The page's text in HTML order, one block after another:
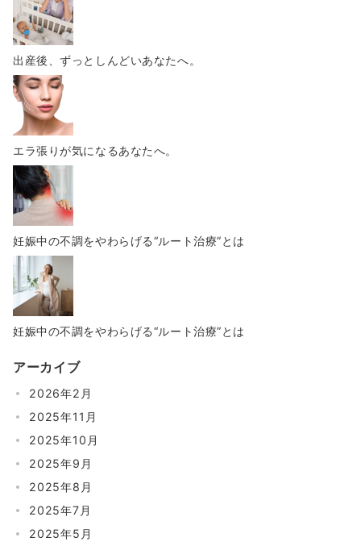
出産後、ずっとしんどいあなたへ。
エラ張りが気になるあなたへ。
妊娠中の不調をやわらげる“ルート治療”とは
妊娠中の不調をやわらげる“ルート治療”とは
アーカイブ
2026年2月
2025年11月
2025年10月
2025年9月
2025年8月
2025年7月
2025年5月